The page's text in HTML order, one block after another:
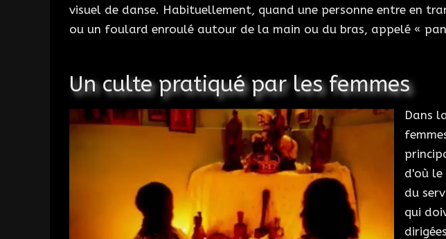
visuel de danse. Habituellement, quand une personne entre en
ou un foulard enroulé autour de la main ou du bras, appelé «
Un culte pratiqué par les femmes
Dans
d'où le
du
qui